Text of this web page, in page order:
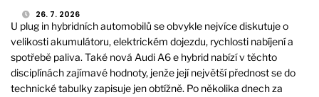
26. 7. 2026
U plug in hybridních automobilů se obvykle nejvíce diskutuje o
velikosti akumulátoru, elektrickém dojezdu, rychlosti nabíjení a
spotřebě paliva. Také nová Audi A6 e hybrid nabízí v těchto
disciplínách zajímavé hodnoty, jenže její největší přednost se do
technické tabulky zapisuje jen obtížně. Po několika dnech za